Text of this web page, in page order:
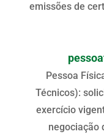
emissões de
Pessoa
Técnicos):
exercício
negociação